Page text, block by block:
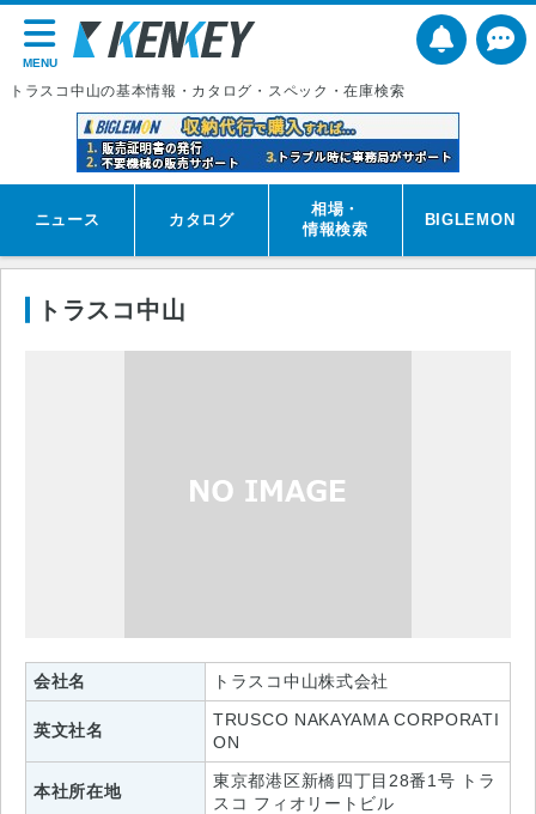
MENU
トラスコ中山の基本情報・カタログ・スペック・在庫検索
ニュース カタログ
相場・
情報検索
BIGLEMON
トラスコ中山
会社名 トラスコ中山株式会社
英文社名
TRUSCO NAKAYAMA CORPORATI
ON
本社所在地
東京都港区新橋四丁目28番1号 トラ
スコ フィオリートビル